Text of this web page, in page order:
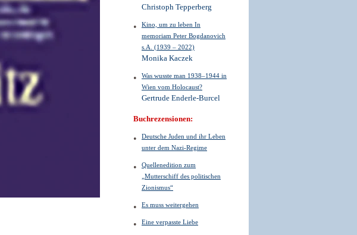
Christoph Tepperberg
Kino, um zu leben In
memoriam Peter Bogdanovich
s.A. (1939 – 2022)
Monika Kaczek
Was wusste man 1938–1944 in
Wien vom Holocaust?
Gertrude Enderle-Burcel
Buchrezensionen:
Deutsche Juden und ihr Leben
unter dem Nazi-Regime
Quellenedition zum
„Mutterschiff des politischen
Zionismus“
Es muss weitergehen
Eine verpasste Liebe